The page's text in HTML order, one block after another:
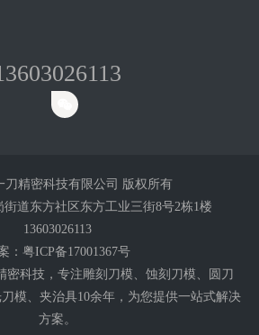
刀精密科技有限公司 版权所有
道东方社区东方工业三街8号2栋1楼
13603026113
： 粤ICP备17001367号
密科技，专注雕刻 刀模 、蚀刻刀模、圆刀
模、夹治具10余年，为您提供一站式解决
方案。